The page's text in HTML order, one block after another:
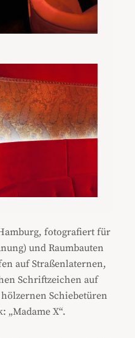
fotografiert für
und Raumbauten
auf Straßenlaternen,
Schriftzeichen auf
Schiebetüren
„Madame X“.